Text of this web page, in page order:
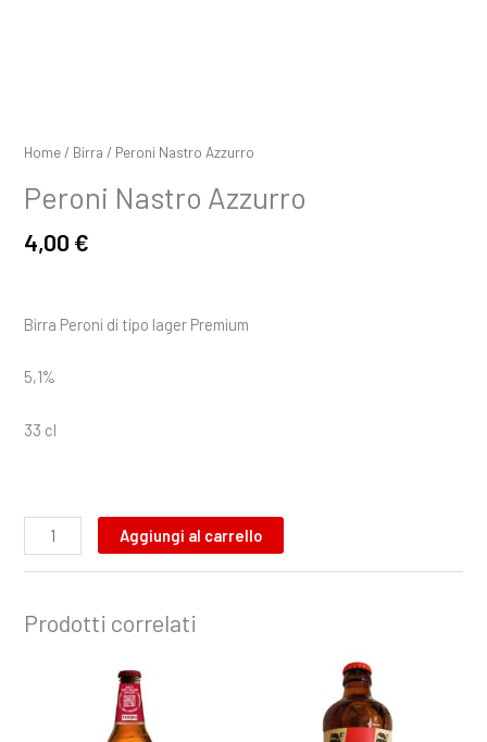
Home / Birra / Peroni Nastro Azzurro
Peroni Nastro Azzurro
4,00 €
Birra Peroni di tipo lager Premium
5,1%
33 cl
Aggiungi al carrello
Prodotti correlati